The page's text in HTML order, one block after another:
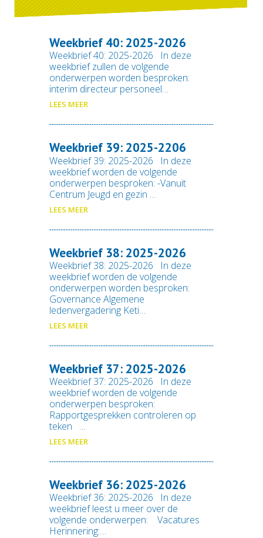
Weekbrief 40: 2025-2026
Weekbrief 40: 2025-2026 In deze
weekbrief zullen de volgende
onderwerpen worden besproken:
interim directeur personeel…
LEES MEER
Weekbrief 39: 2025-2206
Weekbrief 39: 2025-2026 In deze
weekbrief worden de volgende
onderwerpen besproken: -Vanuit
Centrum Jeugd en gezin …
LEES MEER
Weekbrief 38: 2025-2026
Weekbrief 38: 2025-2026 In deze
weekbrief worden de volgende
onderwerpen worden besproken:
Governance Algemene
ledenvergadering Keti…
LEES MEER
Weekbrief 37: 2025-2026
Weekbrief 37: 2025-2026 In deze
weekbrief worden de volgende
onderwerpen besproken:
Rapportgesprekken controleren op
teken …
LEES MEER
Weekbrief 36: 2025-2026
Weekbrief 36: 2025-2026 In deze
weekbrief leest u meer over de
volgende onderwerpen: Vacatures
Herinnering:…